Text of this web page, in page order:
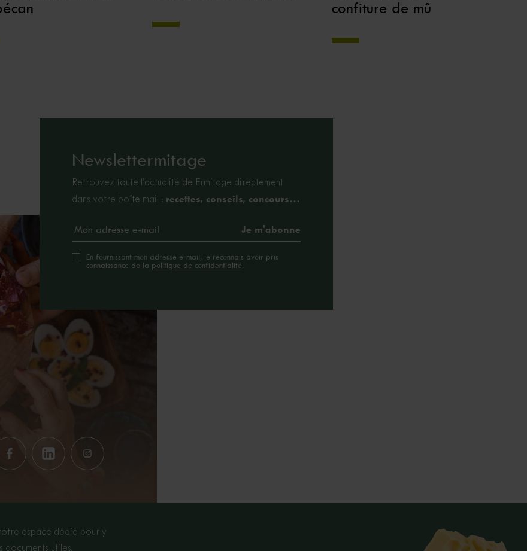
confiture de mûres
Newslettermitage
Retrouvez toute l’actualité de Ermitage directement
dans votre boîte mail : recettes, conseils, concours…
En fournissant mon adresse e-mail, je reconnais avoir pris
connaissance de la politique de confidentialité.
espace dédié pour y
utiles.